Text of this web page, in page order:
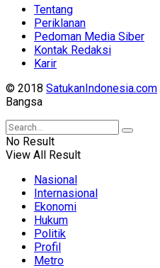
Tentang
Periklanan
Pedoman Media Siber
Kontak Redaksi
Karir
© 2018 SatukanIndonesia.com
Bangsa
No Result
View All Result
Nasional
Internasional
Ekonomi
Hukum
Politik
Profil
Metro